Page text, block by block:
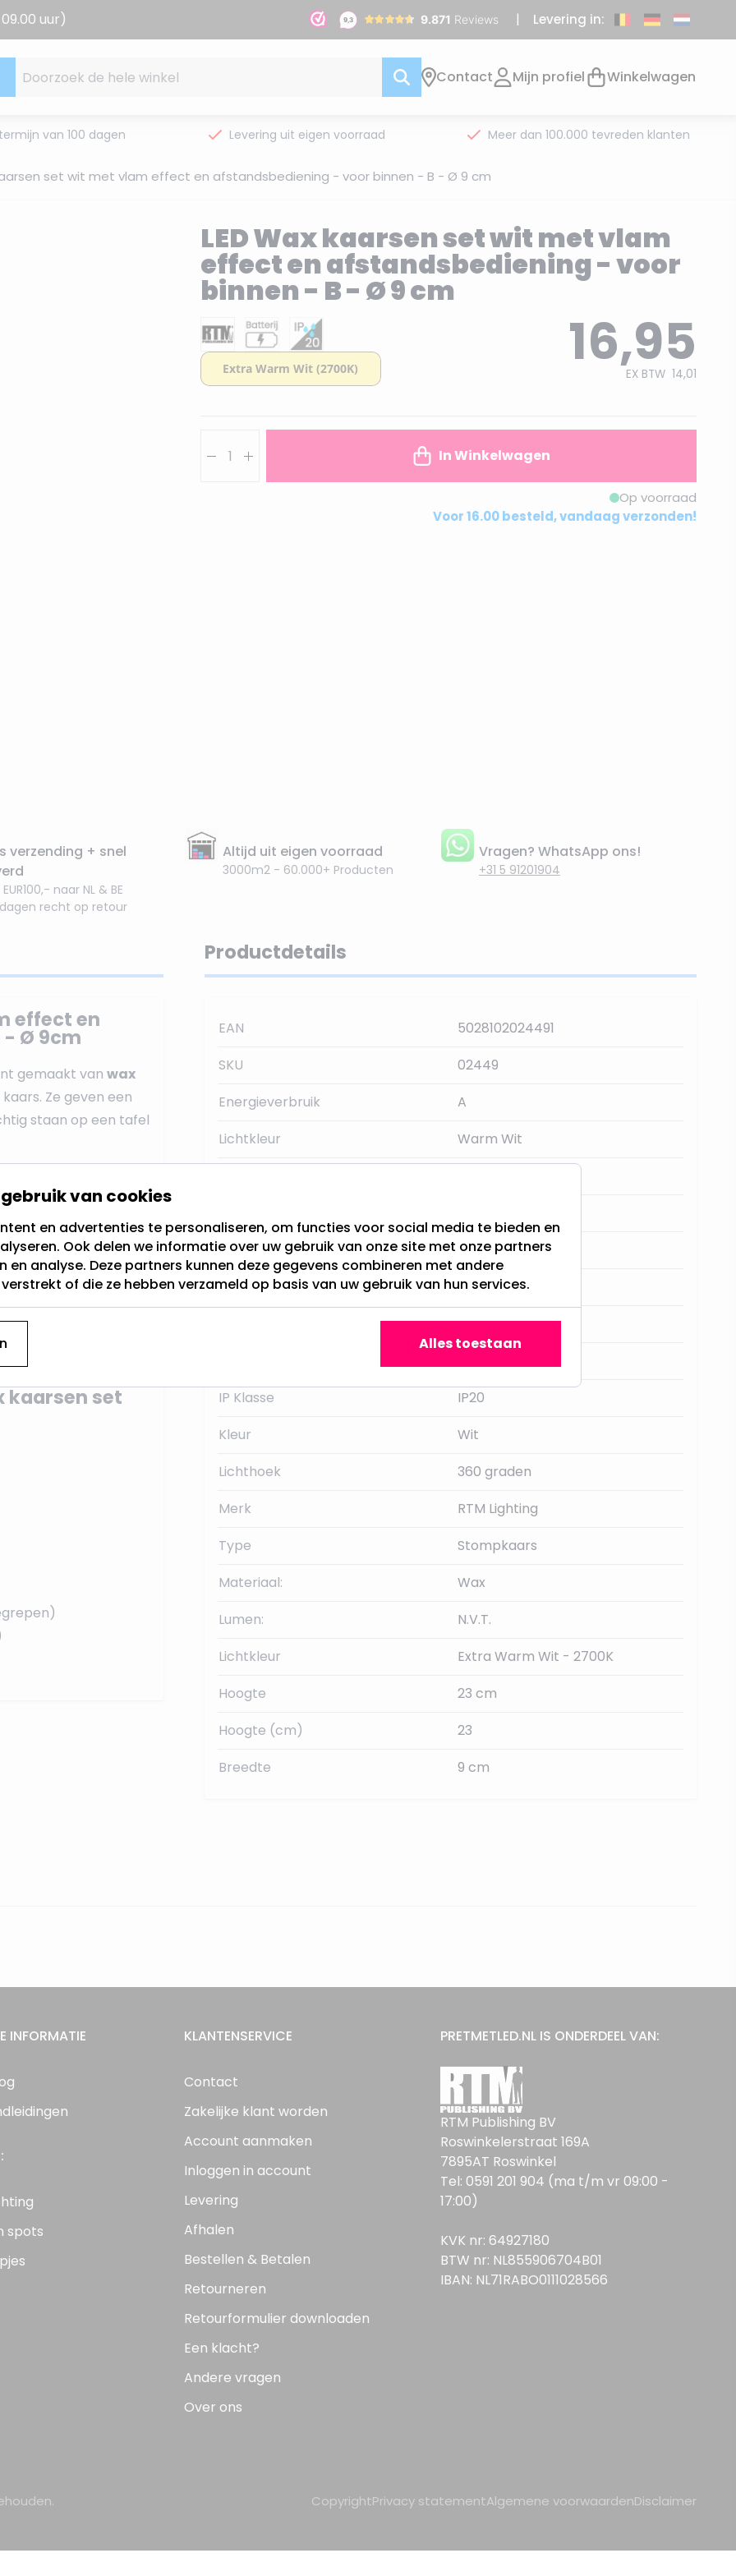
uur) Levering in:
Contact Mijn profiel Winkelwagen
van 100 dagen Levering uit eigen voorraad Meer dan 100.000 tevreden klanten
set wit met vlam effect en afstandsbediening - voor binnen - B - Ø 9 cm
LED Wax kaarsen set wit met vlam
effect en afstandsbediening - voor
binnen - B - Ø 9 cm
16,95
EX BTW 14,01
In Winkelwagen
Op voorraad
Voor 16.00 besteld, vandaag verzonden!
verzending + snel
naar NL & BE
dagen recht op retour
Altijd uit eigen voorraad
3000m2 - 60.000+ Producten
Vragen? WhatsApp ons!
+31 5 91201904
effect en
- Ø 9cm
gemaakt van wax
Ze geven een
staan op een tafel
9 centimeter. Deze
(niet
aan en na 6 uur
kaars automatisch
uit met de
kaarsen set
Productdetails
EAN
5028102024491
SKU
02449
Energieverbruik
A
Lichtkleur
Warm Wit
Timer
6 uur aan 18 uur uit
Vorm
Kaars
Ja
IP Klasse
IP20
Kleur
Wit
Lichthoek
360 graden
Merk
RTM Lighting
Type
Stompkaars
Materiaal:
Wax
Lumen:
N.V.T.
Lichtkleur
Extra Warm Wit - 2700K
Hoogte
23 cm
Hoogte (cm)
23
Breedte
9 cm
INFORMATIE
spots
KLANTENSERVICE
Contact
Zakelijke klant worden
Account aanmaken
Inloggen in account
Levering
Afhalen
Bestellen & Betalen
Retourneren
Retourformulier downloaden
Een klacht?
Andere vragen
Over ons
PRETMETLED.NL IS ONDERDEEL VAN:
RTM Publishing BV
Roswinkelerstraat 169A
7895AT Roswinkel
Tel: 0591 201 904 (ma t/m vr 09:00 -
17:00)
KVK nr: 64927180
BTW nr: NL855906704B01
IBAN: NL71RABO0111028566
CopyrightPrivacy statementAlgemene voorwaardenDisclaimer
van cookies
en advertenties te personaliseren, om functies voor social media te bieden en
Ook delen we informatie over uw gebruik van onze site met onze partners
analyse. Deze partners kunnen deze gegevens combineren met andere
of die ze hebben verzameld op basis van uw gebruik van hun services.
Alles toestaan